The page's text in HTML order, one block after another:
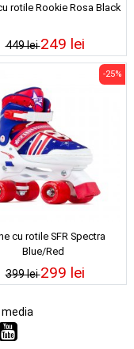
rotile Rookie Rosa Black
449 lei249 lei
cu rotile SFR Spectra
Blue/Red
399 lei
-25%
299 lei